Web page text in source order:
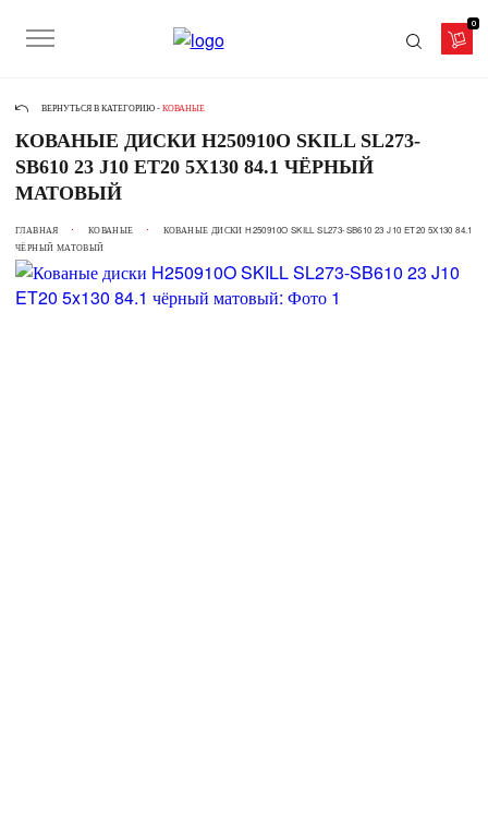
0
ВЕРНУТЬСЯ В КАТЕГОРИЮ - КОВАНЫЕ
КОВАНЫЕ ДИСКИ H250910O SKILL SL273-
SB610 23 J10 ET20 5X130 84.1 ЧЁРНЫЙ
МАТОВЫЙ
ГЛАВНАЯ КОВАНЫЕ
КОВАНЫЕ ДИСКИ H250910O SKILL SL273-SB610 23 J10 ET20 5X130 84.1
ЧЁРНЫЙ МАТОВЫЙ